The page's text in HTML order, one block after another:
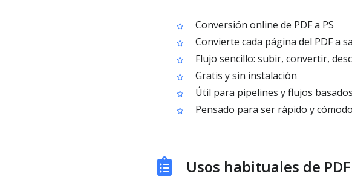
Conversión online de PDF a PS
Convierte cada página del PDF a
Flujo sencillo: subir, convertir,
Gratis y sin instalación
Útil para pipelines y flujos
Pensado para ser rápido y
Usos habituales de PDF